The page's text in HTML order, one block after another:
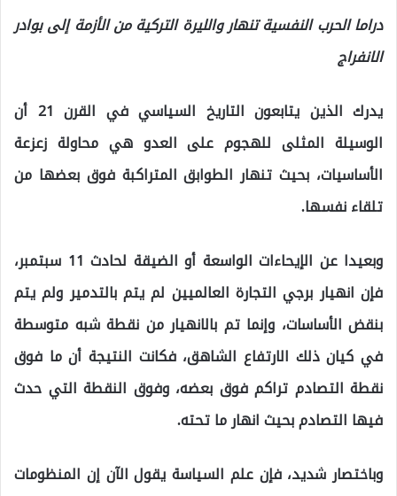
دراما الحرب النفسية تنهار والليرة التركية من الأزمة إلى بوادر
الانفراج
يدرك الذين يتابعون التاريخ السياسي في القرن 21 أن
الوسيلة المثلى للهجوم على العدو هي محاولة زعزعة
الأساسيات، بحيث تنهار الطوابق المتراكبة فوق بعضها من
تلقاء نفسها.
وبعيدا عن الإيحاءات الواسعة أو الضيقة لحادث 11 سبتمبر،
فإن انهيار برجي التجارة العالميين لم يتم بالتدمير ولم يتم
بنقض الأساسات، وإنما تم بالانهيار من نقطة شبه متوسطة
في كيان ذلك الارتفاع الشاهق، فكانت النتيجة أن ما فوق
نقطة التصادم تراكم فوق بعضه، وفوق النقطة التي حدث
فيها التصادم بحيث انهار ما تحته.
وباختصار شديد، فإن علم السياسة يقول الآن إن المنظومات